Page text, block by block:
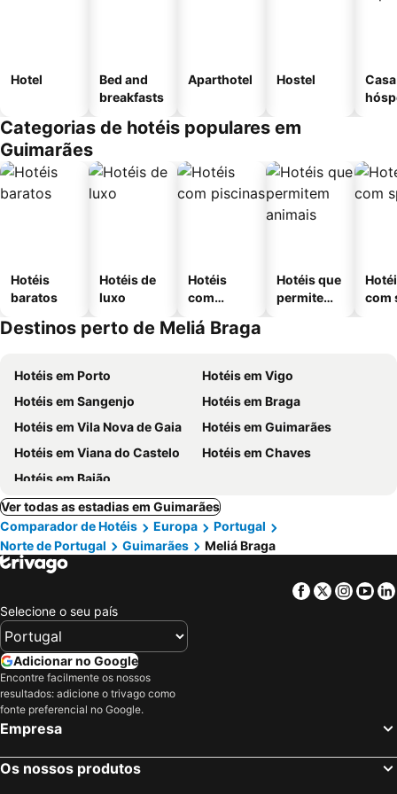
Hotel
Bed and
breakfasts
Aparthotel Hostel
Categorias de hotéis populares em
Guimarães
Hotéis
baratos
Hotéis de
luxo
Hotéis
com
Hotéis que
permitem
com
Destinos perto de Meliá Braga
Hotéis em Porto
Hotéis em Vigo
Hotéis em Sangenjo
Hotéis em Braga
Hotéis em Vila Nova de Gaia
Hotéis em Guimarães
Hotéis em Viana do Castelo
Hotéis em Chaves
Hotéis em Baião
Ver todas as estadias em Guimarães
Comparador de Hotéis
Europa
Portugal
Norte de Portugal
Guimarães Meliá Braga
Facebook
Twitter
Selecione o seu país
Adicionar no Google
Encontre facilmente os nossos
resultados: adicione o trivago como
fonte preferencial no Google.
Empresa
Os nossos produtos